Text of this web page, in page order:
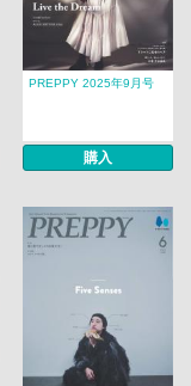
PREPPY 2025年9月号
購入